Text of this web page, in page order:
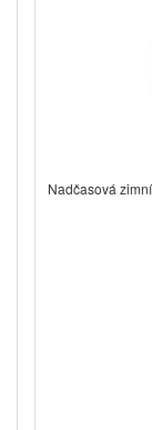
Nadčasová